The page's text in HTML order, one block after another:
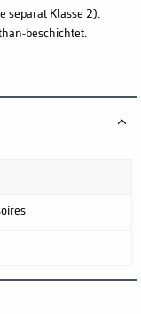
separat Klasse 2).
beschichtet.